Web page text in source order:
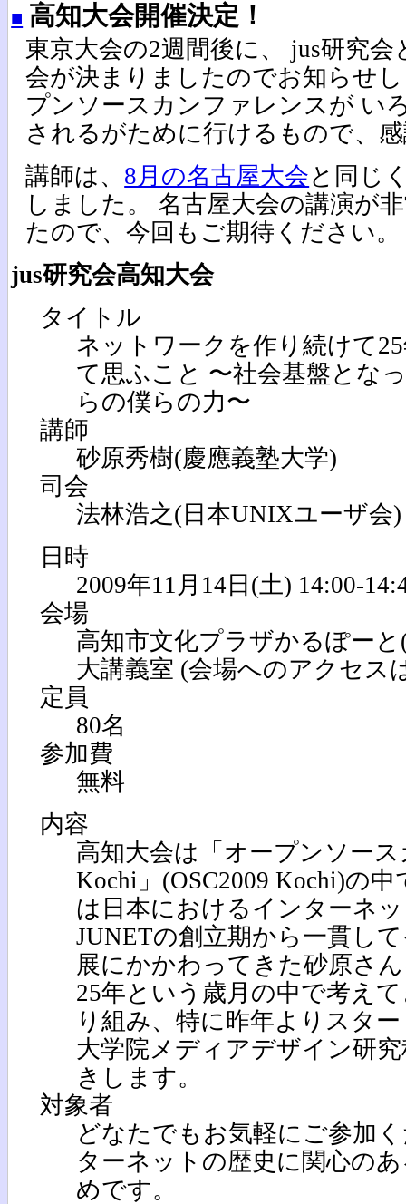
■ 高知大会開催決定！
東京大会の2週間後に、 jus研究
会が決まりましたのでお知らせ
プンソースカンファレンスが い
されるがために行けるもので、
講師は、 8月の名古屋大会と同じ
しました。 名古屋大会の講演が
たので、今回もご期待ください。
jus研究会高知大会
タイトル
ネットワークを作り続けて
て思ふこと 〜社会基盤とな
らの僕らの力〜
講師
砂原秀樹(慶應義塾大学)
司会
法林浩之(日本UNIXユーザ会)
日時
2009年11月14日(土) 14:00-
会場
高知市文化プラザかるぽーと
大講義室 (会場へのアクセス
定員
80名
参加費
無料
内容
高知大会は「オープンソー
Kochi」(OSC2009 Kochi)の
は日本におけるインターネ
JUNETの創立期から一貫し
展にかかわってきた砂原さ
25年という歳月の中で考え
り組み、特に昨年よりスタ
大学院メディアデザイン研
きします。
対象者
どなたでもお気軽にご参加
ターネットの歴史に関心の
めです。